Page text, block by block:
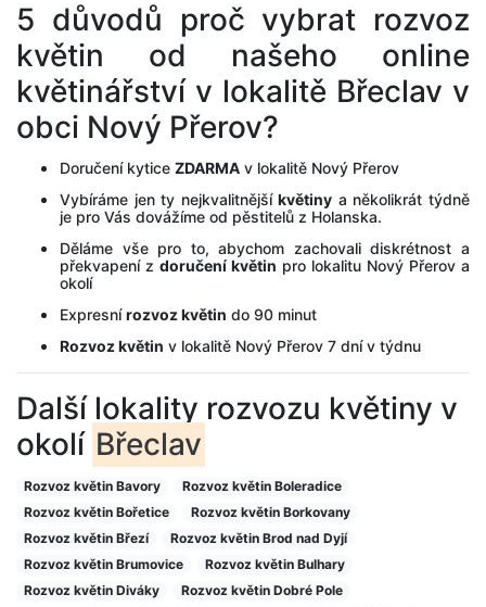
5 důvodů proč vybrat rozvoz
květin od našeho online
květinářství v lokalitě Břeclav v
obci Nový Přerov?
Doručení kytice ZDARMA v lokalitě Nový Přerov
Vybíráme jen ty nejkvalitnějšíkvětiny a několikrát týdně
je pro Vás dovážíme od pěstitelů z Holanska.
Děláme vše pro to, abychom zachovali diskrétnost a
překvapení z doručení květin pro lokalitu Nový Přerov a
okolí
Expresnírozvoz květin do 90 minut
Rozvoz květin v lokalitě Nový Přerov 7 dní v týdnu
Další lokality rozvozu květiny v
okolí Břeclav
Rozvoz květin Bavory
Rozvoz květin Boleradice
Rozvoz květin Bořetice
Rozvoz květin Borkovany
Rozvoz květin Březí
Rozvoz květin Brod nad Dyjí
Rozvoz květin Brumovice
Rozvoz květin Bulhary
Rozvoz květin Diváky
Rozvoz květin Dobré Pole